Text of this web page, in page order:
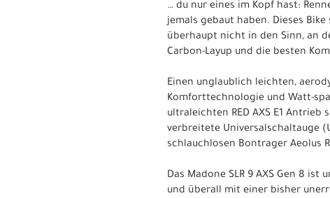
… du nur eines im Kopf hast:
jemals gebaut haben. Dieses
überhaupt nicht in den Sinn, an
Carbon-Layup und die besten
Einen unglaublich leichten,
Komforttechnologie und Watt-
ultraleichten RED AXS E1
verbreitete Universalschaltauge
schlauchlosen Bontrager Aeolus
Das Madone SLR 9 AXS Gen 8
und überall mit einer bisher